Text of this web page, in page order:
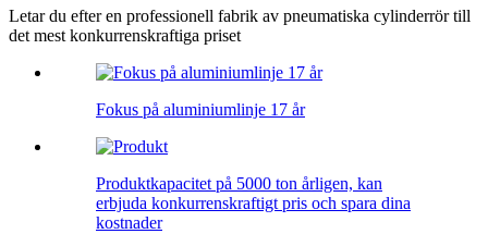
Letar du efter en professionell fabrik av pneumatiska cylinderrör till
det mest konkurrenskraftiga priset
Fokus på aluminiumlinje 17 år
Produktkapacitet på 5000 ton årligen, kan
erbjuda konkurrenskraftigt pris och spara dina
kostnader